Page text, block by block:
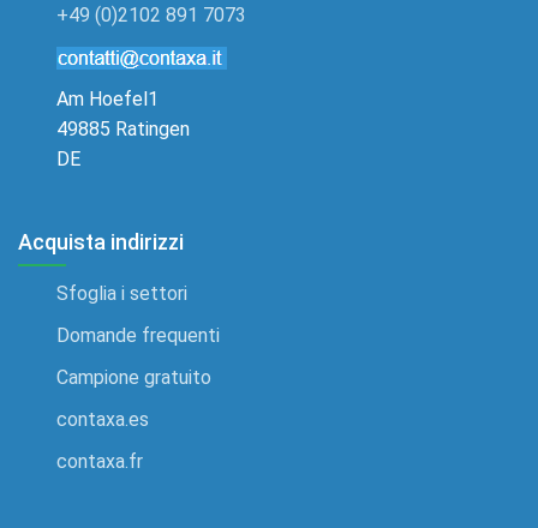
+49 (0)2102 891 7073
Am Hoefel1
49885 Ratingen
DE
Acquista indirizzi
Sfoglia i settori
Domande frequenti
Campione gratuito
contaxa.es
contaxa.fr